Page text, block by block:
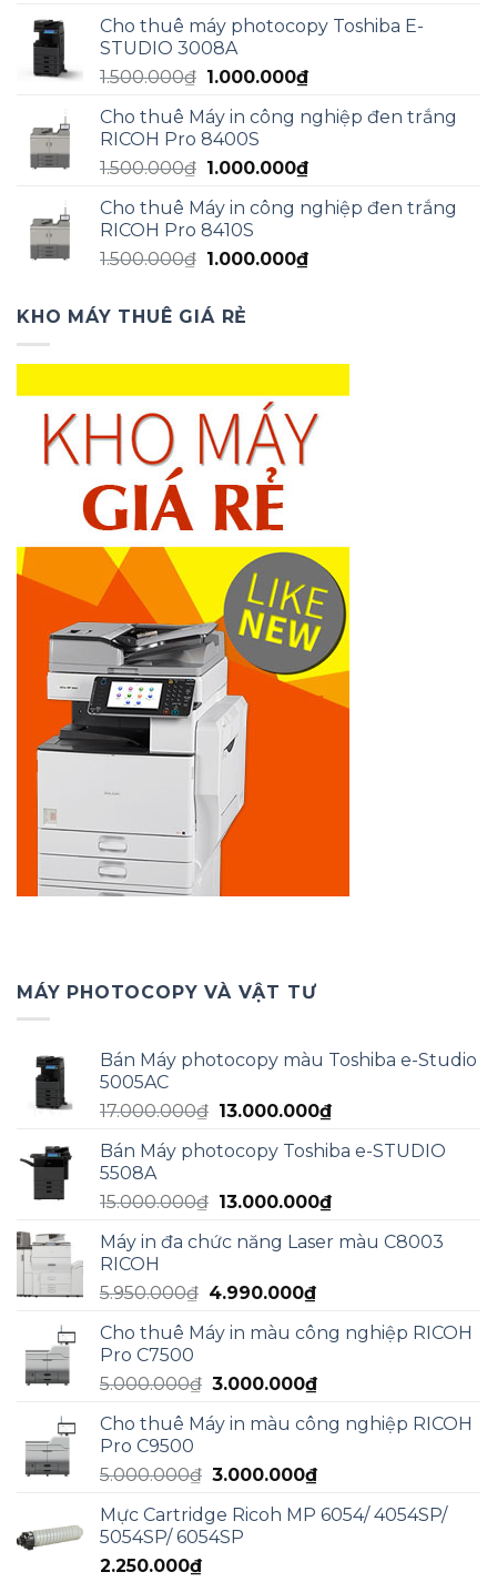
là:
1.500.000₫.
tại
1.200.000₫.
Cho thuê máy photocopy Toshiba E-
STUDIO 3008A
1.500.000₫ Giá
là:
1.500.000₫.
1.000.000₫Giá
tại
1.000.000₫.
Cho thuê Máy in công nghiệp đen trắng
RICOH Pro 8400S
1.500.000₫ Giá
là:
1.500.000₫.
1.000.000₫Giá
tại
1.000.000₫.
Cho thuê Máy in công nghiệp đen trắng
RICOH Pro 8410S
1.500.000₫ Giá
là:
1.500.000₫.
1.000.000₫Giá
KHO MÁY THUÊ GIÁ RẺ
MÁY PHOTOCOPY VÀ VẬT TƯ
Bán Máy photocopy màu Toshiba e-Studio
5005AC
17.000.000₫ Giá
là:
13.000.000₫Giá
tại
13.000.000₫.
Bán Máy photocopy Toshiba e-STUDIO
5508A
15.000.000₫ Giá
là:
13.000.000₫Giá
tại
Máy in đa chức năng Laser màu C8003
RICOH
5.950.000₫ Giá
là:
4.990.000₫Giá
tại
4.990.000₫.
Cho thuê Máy in màu công nghiệp RICOH
Pro C7500
5.000.000₫ Giá
là:
3.000.000₫Giá
tại
3.000.000₫.
Cho thuê Máy in màu công nghiệp RICOH
Pro C9500
5.000.000₫ Giá
là:
5.000.000₫.
3.000.000₫Giá
tại
Mực Cartridge Ricoh MP 6054/ 4054SP/
5054SP/ 6054SP
2.250.000₫